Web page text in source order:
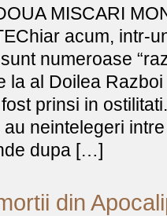
MISCARI
acum, intr-
numeroase
la al Doilea
prinsi in
neintelegeri
dupa […]
din